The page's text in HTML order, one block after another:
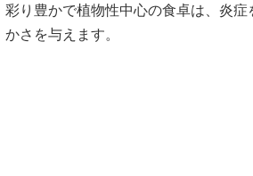
彩り豊かで植物性中心の食卓は、炎
かさを与えます。